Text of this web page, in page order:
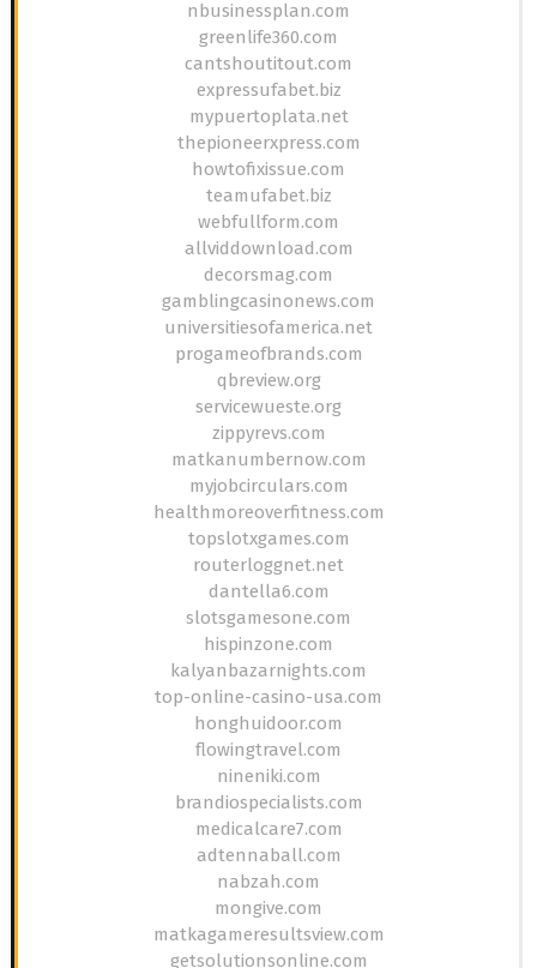
nbusinessplan.com
greenlife360.com
cantshoutitout.com
expressufabet.biz
mypuertoplata.net
thepioneerxpress.com
howtofixissue.com
teamufabet.biz
webfullform.com
allviddownload.com
decorsmag.com
gamblingcasinonews.com
universitiesofamerica.net
progameofbrands.com
qbreview.org
servicewueste.org
zippyrevs.com
matkanumbernow.com
myjobcirculars.com
healthmoreoverfitness.com
topslotxgames.com
routerloggnet.net
dantella6.com
slotsgamesone.com
hispinzone.com
kalyanbazarnights.com
top-online-casino-usa.com
honghuidoor.com
flowingtravel.com
nineniki.com
brandiospecialists.com
medicalcare7.com
adtennaball.com
nabzah.com
mongive.com
matkagameresultsview.com
getsolutionsonline.com